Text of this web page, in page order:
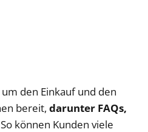
den Einkauf und den
bereit, darunter FAQs,
können Kunden viele